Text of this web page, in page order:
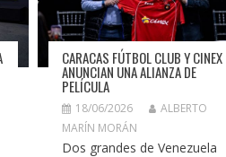
CARACAS FÚTBOL CLUB Y CINEX
ANUNCIAN UNA ALIANZA DE
PELÍCULA
18/06/2026
ALBERTO
MARÍN MORÁN
Dos grandes de Venezuela